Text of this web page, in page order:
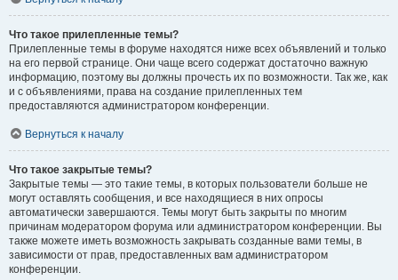
Что такое прилепленные темы?
Прилепленные темы в форуме находятся ниже всех объявлений и только
на его первой странице. Они чаще всего содержат достаточно важную
информацию, поэтому вы должны прочесть их по возможности. Так же, как
и с объявлениями, права на создание прилепленных тем
предоставляются администратором конференции.
Вернуться к началу
Что такое закрытые темы?
Закрытые темы — это такие темы, в которых пользователи больше не
могут оставлять сообщения, и все находящиеся в них опросы
автоматически завершаются. Темы могут быть закрыты по многим
причинам модератором форума или администратором конференции. Вы
также можете иметь возможность закрывать созданные вами темы, в
зависимости от прав, предоставленных вам администратором
конференции.